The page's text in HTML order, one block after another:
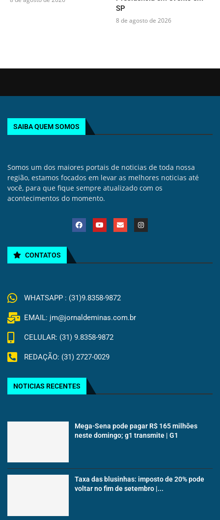
SP
8 de agosto de 2026
SAIBA QUEM SOMOS
Somos um dos maiores portais de noticias de toda nossa
região, estamos focados em levar as melhores noticias até
você, para que fique sempre atualizado com os
acontecimentos do momento.
CONTATOS
WHATSAPP : (31)9.8358-9872
EMAIL: jm@jornaldeminas.com.br
CELULAR: (31) 9.8358-9872
REDAÇÃO: (31) 2727-0029
NOTICIAS RECENTES
Mega-Sena pode pagar R$ 165 milhões
neste domingo; g1 transmite | G1
Taxa das blusinhas: imposto de 20% pode
voltar no fim de setembro |...